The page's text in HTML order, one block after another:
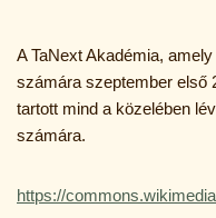
A TaNext Akadémia,
számára szeptember első
tartott mind a közelében
számára.
https://